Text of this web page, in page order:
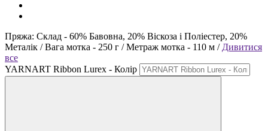
Пряжа: Склад - 60% Бавовна, 20% Віскоза і Поліестер, 20%
Металік /Вага мотка - 250 г /Метраж мотка - 110 м / Дивитися
все
YARNART Ribbon Lurex - Колір